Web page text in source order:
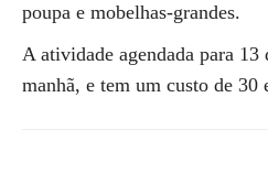
poupa e mobelhas-grandes.
A atividade agendada para 13
manhã, e tem um custo de 30